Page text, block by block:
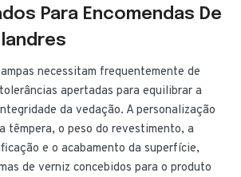
Para Encomendas De
necessitam frequentemente de
apertadas para equilibrar a
da vedação. A personalização
têmpera, o peso do revestimento, a
e o acabamento da superfície,
de verniz concebidos para o produto